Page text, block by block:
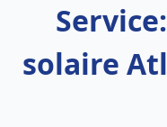
solaire